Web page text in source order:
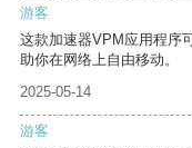
游客
这款加速器VPM应用程序
助你在网络上自由移动。
2025-05-14
游客